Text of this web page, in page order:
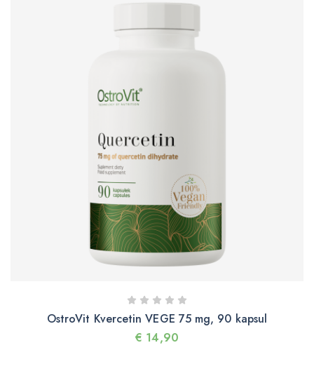
OstroVit Kvercetin VEGE 75 mg, 90 kapsul
€ 14,90